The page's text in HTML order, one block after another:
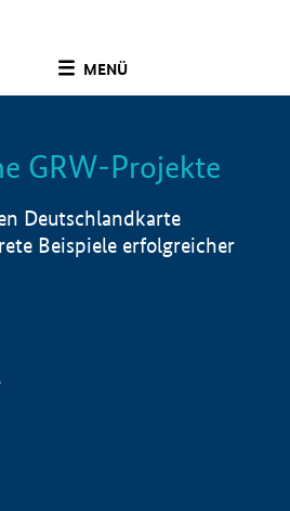
MENÜ
Info
GRW-Projekte
Deutschlandkarte
Beispiele erfolgreicher